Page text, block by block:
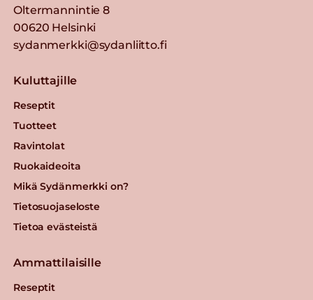
Oltermannintie 8
00620 Helsinki
sydanmerkki@sydanliitto.fi
Kuluttajille
Reseptit
Tuotteet
Ravintolat
Ruokaideoita
Mikä Sydänmerkki on?
Tietosuojaseloste
Tietoa evästeistä
Ammattilaisille
Reseptit